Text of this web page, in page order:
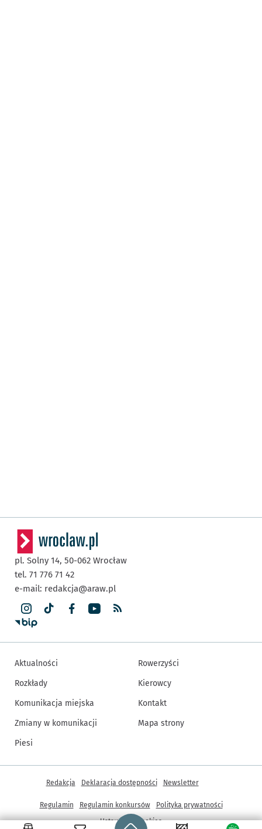
Strona główna - wroclaw.pl
pl. Solny 14, 50-062 Wrocław
tel. 71 776 71 42
e-mail: redakcja@araw.pl
Aktualności
Rozkłady
Komunikacja miejska
Zmiany w komunikacji
Piesi
Rowerzyści
Kierowcy
Kontakt
Mapa strony
Inne informacje
Redakcja Deklaracja dostępności Newsletter
Regulamin Regulamin konkursów
Polityka prywatności
Ustawienia cookies